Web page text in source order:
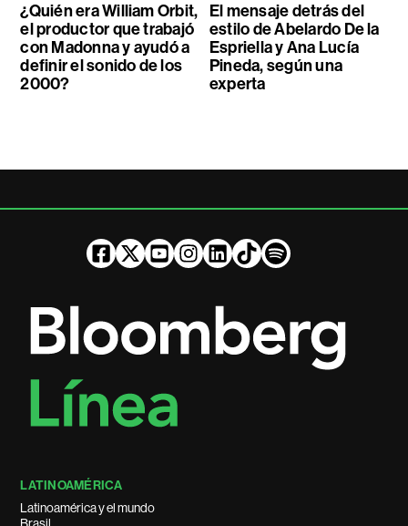
¿Quién era William Orbit,
el productor que trabajó
con Madonna y ayudó a
definir el sonido de los
2000?
El mensaje detrás del
estilo de Abelardo De la
Espriella y Ana Lucía
Pineda, según una
experta
LATINOAMÉRICA
Latinoamérica y el mundo